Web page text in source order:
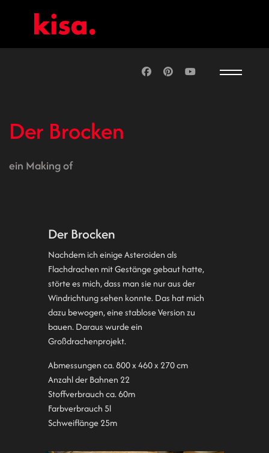
Der Brocken
ein Making of
Der Brocken
Nachdem ich einige Asteroiden als
Flachdrachen mit Gestänge gebaut hatte,
störte es mich, dass man sie nur aus der
Windrichtung sehen konnte. Das hat mich
dazu bewogen, eine stablose Version zu
bauen. Daraus wurde ein
Großdrachenprojekt.
Abmessungen ca. 800 x 460 x 270 cm
Anzahl der Bahnen 22
Stoffverbrauch ca. 60m
Farbverbrauch 5l
Schweiflänge 25m